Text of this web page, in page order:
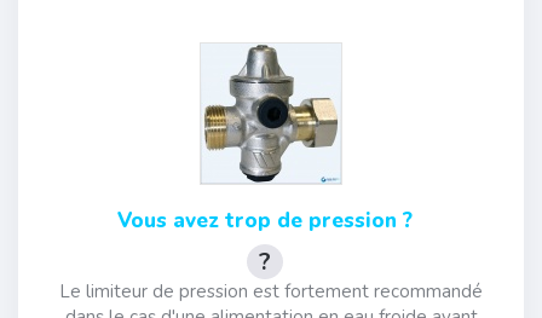
Vous avez trop de pression ?
Le limiteur de pression est fortement recommandé